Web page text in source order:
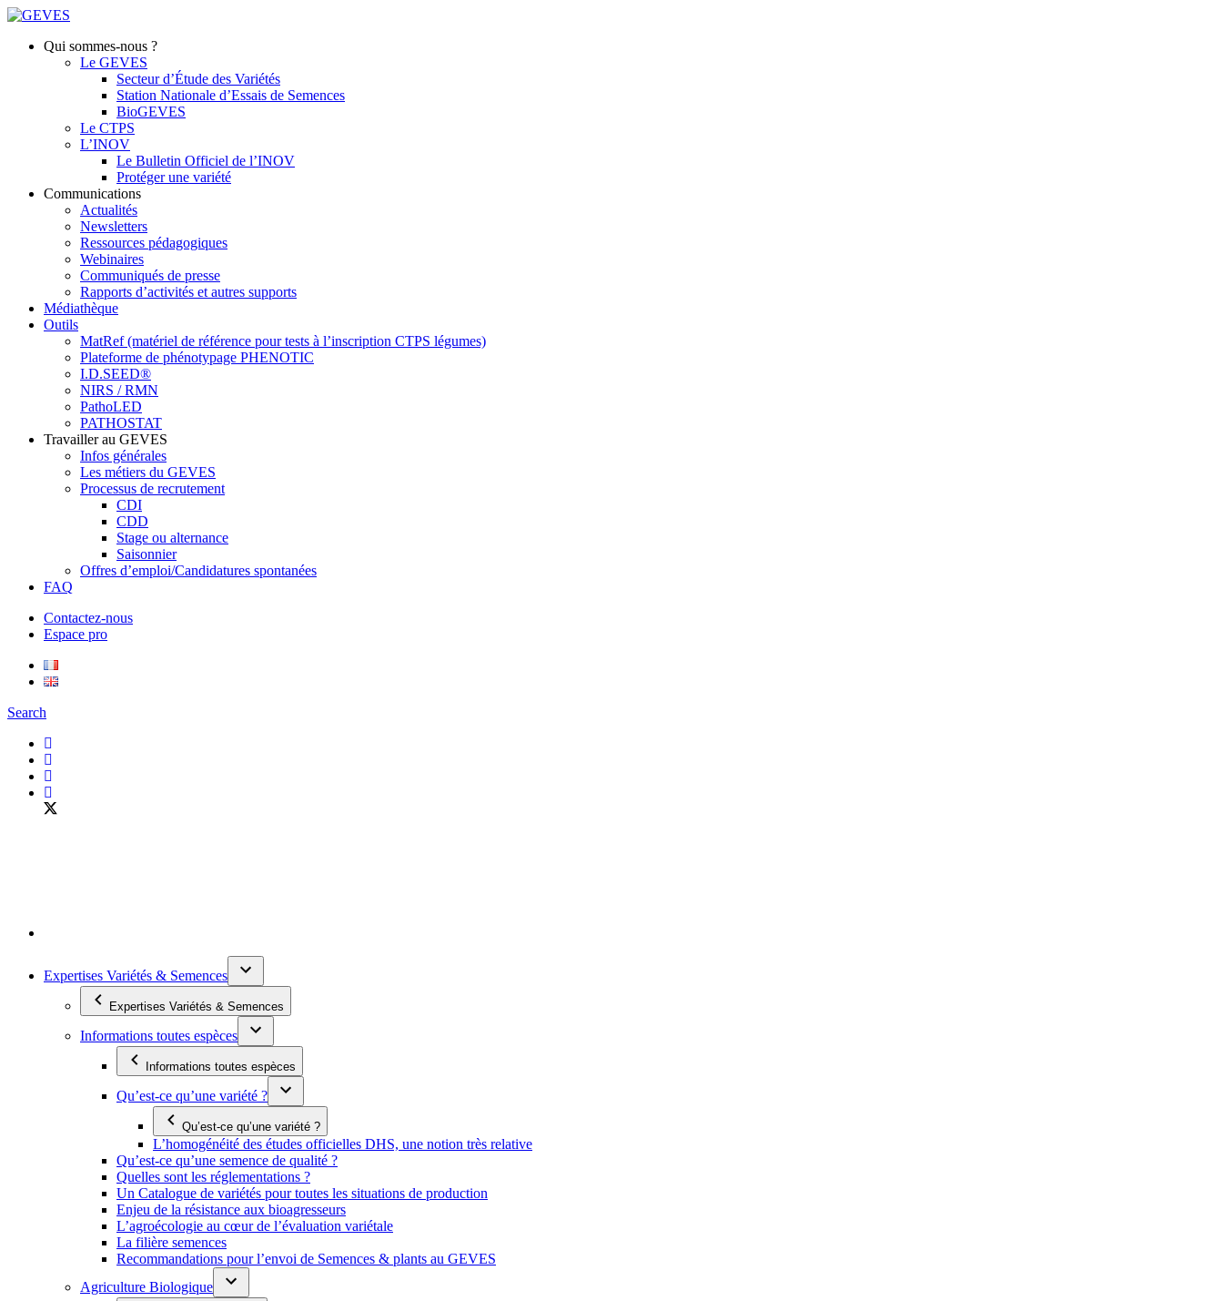
Qui sommes-nous ?
Le GEVES
Secteur d’Étude des Variétés
Station Nationale d’Essais de Semences
BioGEVES
Le CTPS
L’INOV
Le Bulletin Officiel de l’INOV
Protéger une variété
Communications
Actualités
Newsletters
Ressources pédagogiques
Webinaires
Communiqués de presse
Rapports d’activités et autres supports
Médiathèque
Outils
MatRef (matériel de référence pour tests à l’inscription CTPS légumes)
Plateforme de phénotypage PHENOTIC
I.D.SEED®
NIRS / RMN
PathoLED
PATHOSTAT
Travailler au GEVES
Infos générales
Les métiers du GEVES
Processus de recrutement
CDI
CDD
Stage ou alternance
Saisonnier
Offres d’emploi/Candidatures spontanées
FAQ
Contactez-nous
Espace pro
Search
Expertises Variétés & Semences
Expertises Variétés & Semences
Informations toutes espèces
Informations toutes espèces
Qu’est-ce qu’une variété ?
Qu’est-ce qu’une variété ?
L’homogénéité des études officielles DHS, une notion très relative
Qu’est-ce qu’une semence de qualité ?
Quelles sont les réglementations ?
Un Catalogue de variétés pour toutes les situations de production
Enjeu de la résistance aux bioagresseurs
L’agroécologie au cœur de l’évaluation variétale
La filière semences
Recommandations pour l’envoi de Semences & plants au GEVES
Agriculture Biologique